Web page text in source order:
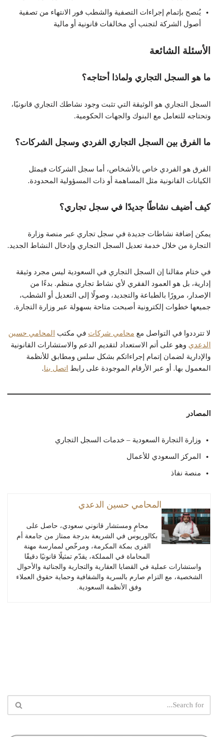
يُنصح بإتمام إجراءات التصفية والشطب فور الانتهاء من تصفية
أصول الشركة لتجنب أي مخالفات قانونية أو مالية
الأسئلة الشائعة
ما هو السجل التجاري ولماذا أحتاجه؟
السجل التجاري هو الوثيقة التي تثبت وجود نشاطك التجاري قانونيًا،
وتحتاجه للتعامل مع البنوك والجهات الحكومية.
ما الفرق بين السجل التجاري الفردي وسجل الشركات؟
الفرق هو الفردي خاص بالأشخاص، أما سجل الشركات فيمثل
الكيانات القانونية مثل المساهمة أو ذات المسؤولية المحدودة.
كيف أضيف نشاطًا جديدًا في سجل تجاري؟
يمكن إضافة نشاطات جديدة في سجل تجاري عبر منصة وزارة
التجارة من خلال خدمة تعديل السجل التجاري وإدخال النشاط الجديد.
في ختام مقالنا إن السجل التجاري في السعودية ليس مجرد وثيقة
إدارية، بل هو العمود الفقري لأي نشاط تجاري منظم. بدءًا من
الإصدار، مرورًا بالطباعة والتجديد، وصولًا إلى التعديل أو الشطب،
جميعها خطوات إلكترونية أصبحت متاحة بسهولة عبر وزارة التجارة.
لا تترددوا في التواصل مع محامي شركات في مكتب
المحامي حسين
الدعدي وهو على أتم الاستعداد لتقديم الدعم والاستشارات القانونية
والإدارية لضمان إتمام إجراءاتكم بشكل سلس ومطابق للأنظمة
المعمول بها. أو عبر الأرقام الموجودة على رابط اتصل بنا.
المصادر
وزارة التجارة السعودية – خدمات السجل التجاري
المركز السعودي للأعمال
منصة نفاذ
المحامي حسين الدعدي
محامٍ ومستشار قانوني سعودي، حاصل على
بكالوريوس في الشريعة بدرجة ممتاز من جامعة أم
القرى بمكة المكرمة، ومرخّص لممارسة مهنة
المحاماة في المملكة، يقدّم تمثيلًا قانونيًا دقيقًا
واستشارات عملية في القضايا العقارية والتجارية والجنائية والأحوال
الشخصية، مع التزام صارم بالسرية والشفافية وحماية حقوق العملاء
وفق الأنظمة السعودية.